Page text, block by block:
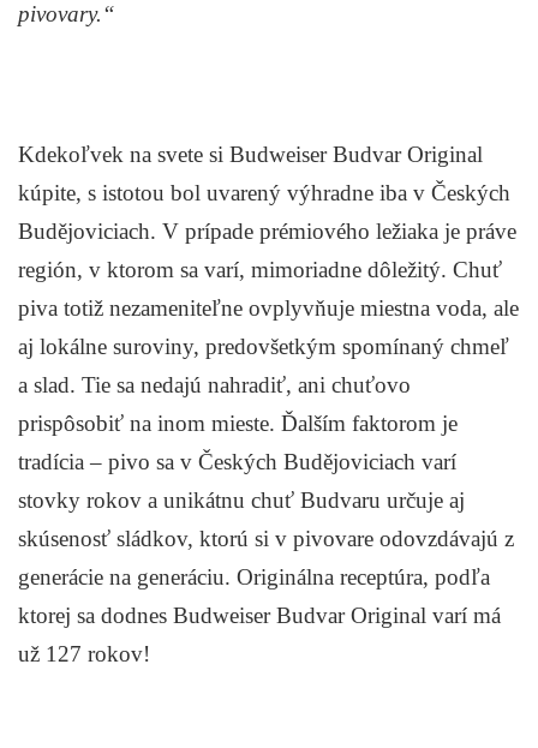
pivovary.“
Kdekoľvek na svete si Budweiser Budvar Original
kúpite, s istotou bol uvarený výhradne iba v Českých
Budějoviciach. V prípade prémiového ležiaka je práve
región, v ktorom sa varí, mimoriadne dôležitý. Chuť
piva totiž nezameniteľne ovplyvňuje miestna voda, ale
aj lokálne suroviny, predovšetkým spomínaný chmeľ
a slad. Tie sa nedajú nahradiť, ani chuťovo
prispôsobiť na inom mieste. Ďalším faktorom je
tradícia – pivo sa v Českých Budějoviciach varí
stovky rokov a unikátnu chuť Budvaru určuje aj
skúsenosť sládkov, ktorú si v pivovare odovzdávajú z
generácie na generáciu. Originálna receptúra, podľa
ktorej sa dodnes Budweiser Budvar Original varí má
už 127 rokov!